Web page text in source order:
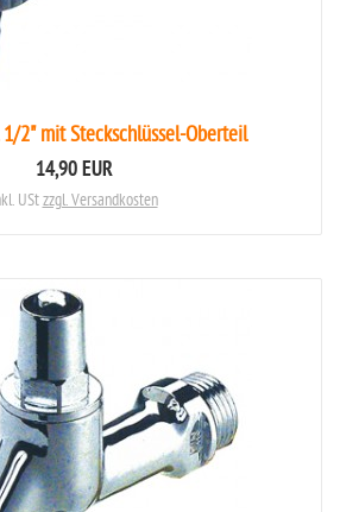
2" mit Steckschlüssel-Oberteil
14,90 EUR
UStzzgl. Versandkosten